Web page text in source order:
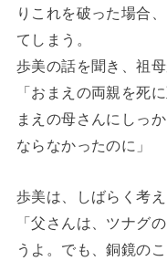
りこれを破った場合
てしまう。
歩美の話を聞き、祖母
「おまえの両親を死
まえの母さんにしっ
ならなかったのに」
歩美は、しばらく考え
「父さんは、ツナグ
うよ。でも、銅鏡の